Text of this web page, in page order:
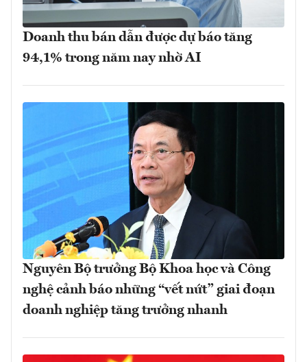
Doanh thu bán dẫn được dự báo tăng
94,1% trong năm nay nhờ AI
Nguyên Bộ trưởng Bộ Khoa học và Công
nghệ cảnh báo những “vết nứt” giai đoạn
doanh nghiệp tăng trưởng nhanh